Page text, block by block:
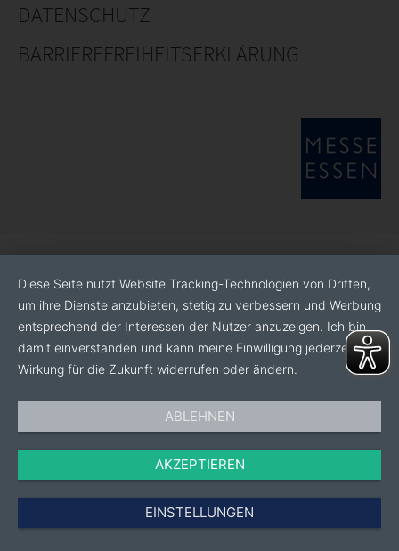
DATENSCHUTZ
BARRIEREFREIHEITSERKLÄRUNG
Diese Seite nutzt Website Tracking-Technologien von Dritten,
um ihre Dienste anzubieten, stetig zu verbessern und Werbung
entsprechend der Interessen der Nutzer anzuzeigen. Ich bin
damit einverstanden und kann meine Einwilligung jederzeit mit
Wirkung für die Zukunft widerrufen oder ändern.
ABLEHNEN
AKZEPTIEREN
EINSTELLUNGEN